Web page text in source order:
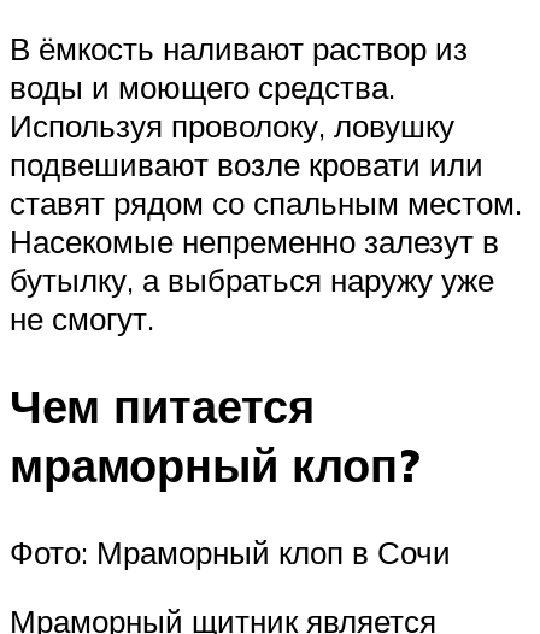
В ёмкость наливают раствор из
воды и моющего средства.
Используя проволоку, ловушку
подвешивают возле кровати или
ставят рядом со спальным местом.
Насекомые непременно залезут в
бутылку, а выбраться наружу уже
не смогут.
Чем питается
мраморный клоп?
Фото: Мраморный клоп в Сочи
Мраморный щитник является